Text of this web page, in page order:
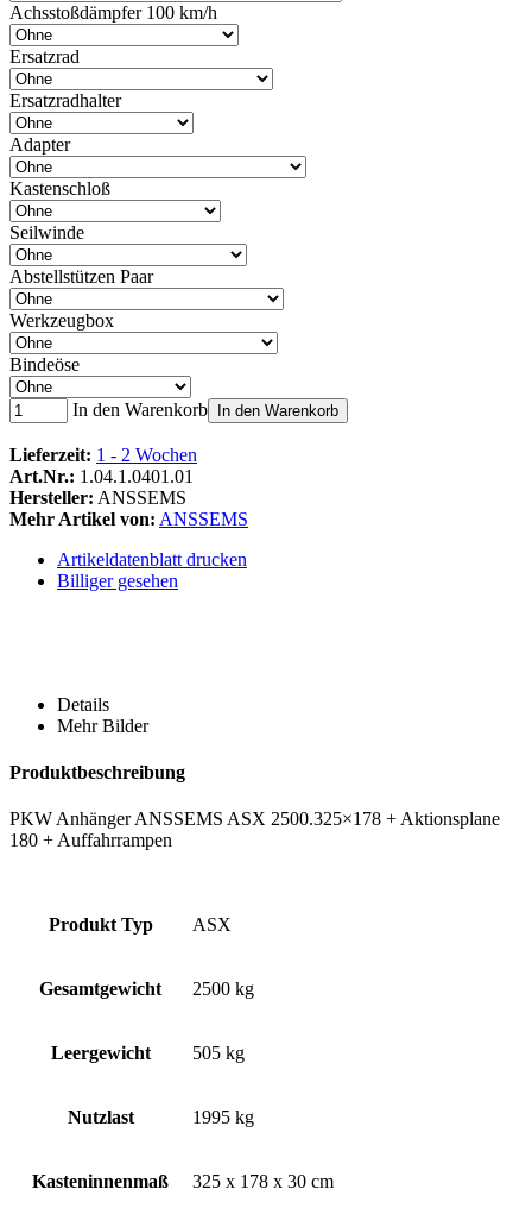
Achsstoßdämpfer 100 km/h
Ersatzrad
Ersatzradhalter
Adapter
Kastenschloß
Seilwinde
Abstellstützen Paar
Werkzeugbox
Bindeöse
In den Warenkorb In den Warenkorb
Lieferzeit: 1 - 2 Wochen
Art.Nr.: 1.04.1.0401.01
Hersteller: ANSSEMS
Mehr Artikel von: ANSSEMS
Artikeldatenblatt drucken
Billiger gesehen
Details
Mehr Bilder
Produktbeschreibung
PKW Anhänger ANSSEMS ASX 2500.325×178 + Aktionsplane
180 + Auffahrrampen
Produkt Typ ASX
Gesamtgewicht 2500 kg
Leergewicht 505 kg
Nutzlast 1995 kg
Kasteninnenmaß 325 x 178 x 30 cm